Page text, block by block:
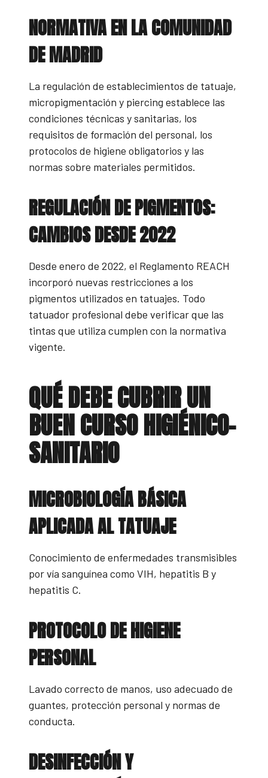
NORMATIVA EN LA COMUNIDAD
DE MADRID
La regulación de establecimientos de tatuaje,
micropigmentación y piercing establece las
condiciones técnicas y sanitarias, los
requisitos de formación del personal, los
protocolos de higiene obligatorios y las
normas sobre materiales permitidos.
REGULACIÓN DE PIGMENTOS:
CAMBIOS DESDE 2022
Desde enero de 2022, el Reglamento REACH
incorporó nuevas restricciones a los
pigmentos utilizados en tatuajes. Todo
tatuador profesional debe verificar que las
tintas que utiliza cumplen con la normativa
vigente.
QUÉ DEBE CUBRIR UN
BUEN CURSO HIGIÉNICO-
SANITARIO
MICROBIOLOGÍA BÁSICA
APLICADA AL TATUAJE
Conocimiento de enfermedades transmisibles
por vía sanguínea como VIH, hepatitis B y
hepatitis C.
PROTOCOLO DE HIGIENE
PERSONAL
Lavado correcto de manos, uso adecuado de
guantes, protección personal y normas de
conducta.
DESINFECCIÓN Y